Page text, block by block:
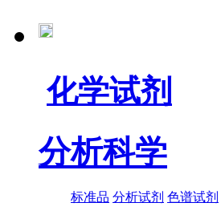
化学试剂
分析科学
标准品 分析试剂 色谱试剂